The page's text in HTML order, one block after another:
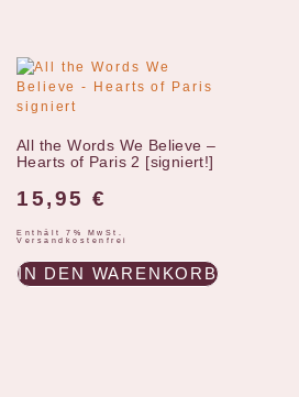
All the Words We Believe –
Hearts of Paris 2 [signiert!]
15,95 €
Enthält 7% MwSt.
Versandkostenfrei
IN DEN WARENKORB